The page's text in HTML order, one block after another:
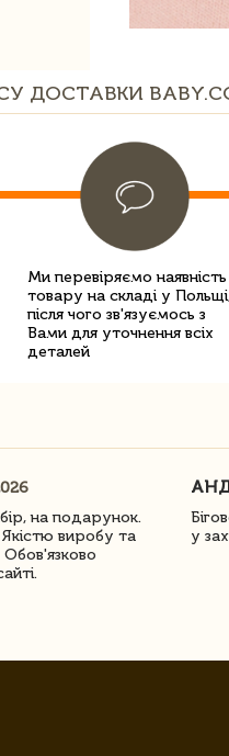
ДОСТАВКИ
Ми перевіряємо наявність
товару на складі у
після чого зв'язуємось з
Вами для уточнення всіх
деталей
на подарунок.
виробу та
Обов'язково
у